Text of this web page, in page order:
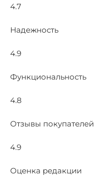
4.7
Надежность
4.9
Функциональность
4.8
Отзывы покупателей
4.9
Оценка редакции